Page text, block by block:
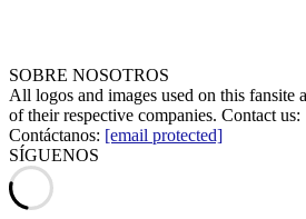
SOBRE NOSOTROS
All logos and images used on this fansite
of their respective companies. Contact us:
Contáctanos: [email protected]
SÍGUENOS